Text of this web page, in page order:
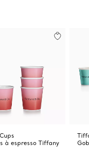
à espresso Tiffany